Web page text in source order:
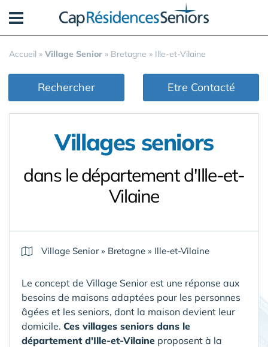
Accueil » Village Senior » Bretagne » Ille-et-Vilaine
Rechercher Etre Contacté
Villages seniors
dans le département d'Ille-et-
Vilaine
Village Senior» Bretagne » Ille-et-Vilaine
Le concept de Village Senior est une réponse aux
besoins de maisons adaptées pour les personnes
âgées et les seniors, dont la maison devient leur
domicile. Ces villages seniors dans le
département d'Ille-et-Vilaine proposent à la